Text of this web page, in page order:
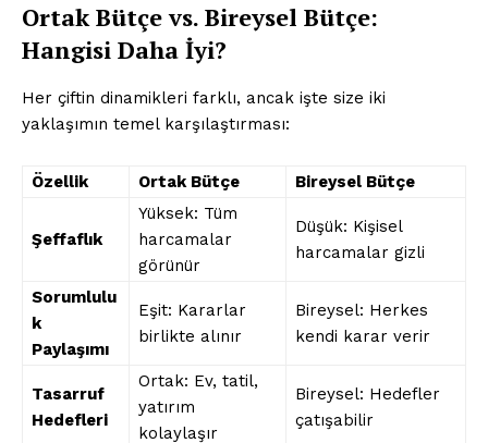
Ortak Bütçe vs. Bireysel Bütçe:
Hangisi Daha İyi?
Her çiftin dinamikleri farklı, ancak işte size iki
yaklaşımın temel karşılaştırması:
Özellik Ortak Bütçe Bireysel Bütçe
Şeffaflık
Yüksek: Tüm
harcamalar
görünür
Düşük: Kişisel
harcamalar gizli
Sorumlulu
k
Paylaşımı
Eşit: Kararlar
birlikte alınır
Bireysel: Herkes
kendi karar verir
Tasarruf
Hedefleri
Ortak: Ev, tatil,
yatırım
kolaylaşır
Bireysel: Hedefler
çatışabilir